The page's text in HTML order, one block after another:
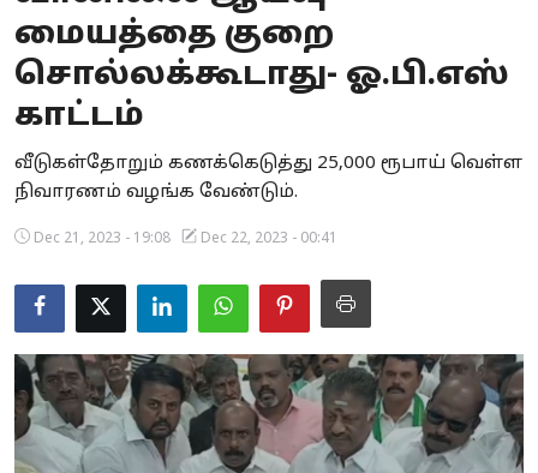
Business
Crime
National
World
Astrology
Spirituality
Weather
Politics
மையத்தை குறை
சொல்லக்கூடாது- ஓ.பி.எஸ்
காட்டம்
வீடுகள்தோறும் கணக்கெடுத்து 25,000 ரூபாய் வெள்ள
நிவாரணம் வழங்க வேண்டும்.
Dec 21, 2023 - 19:08 Dec 22, 2023 - 00:41